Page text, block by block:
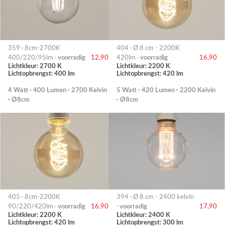
359 · 8cm-2700K
400/220/95lm · voorradig
12,90
Lichtkleur: 2700 K
Lichtopbrengst: 400 lm
4 Watt · 400 Lumen · 2700 Kelvin
· Ø8cm
404 · Ø 8 cm - 2200K
420lm · voorradig
16,90
Lichtkleur: 2200 K
Lichtopbrengst: 420 lm
5 Watt · 420 Lumen · 2200 Kelvin
· Ø8cm
405 · 8cm-2200K
90/220/420lm · voorradig
16,90
Lichtkleur: 2200 K
Lichtopbrengst: 420 lm
394 · Ø 8 cm - 2400 kelvin
· voorradig
17,90
Lichtkleur: 2400 K
Lichtopbrengst: 300 lm